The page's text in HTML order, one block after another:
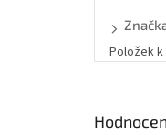
Položek